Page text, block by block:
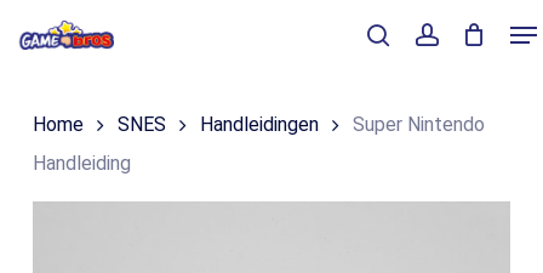
content
Winkelmand
Home SNES Handleidingen
Super Nintendo
Handleiding